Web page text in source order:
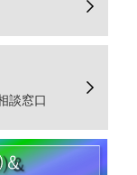
談窓口